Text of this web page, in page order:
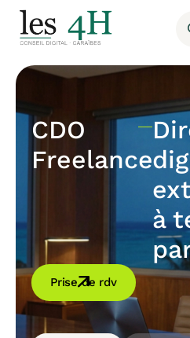
CDO
Freelance
à
Prise de rdv